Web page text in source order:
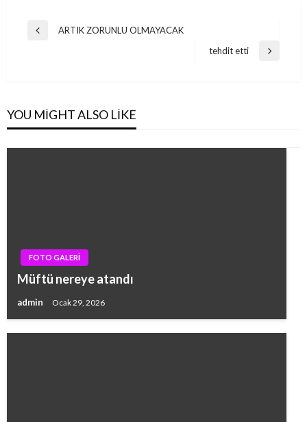
Yazı
Previous
ARTIK ZORUNLU OLMAYACAK
Next
tehdit etti
YOU MIGHT ALSO LIKE
FOTO GALERİ
Müftü nereye atandı
admin Ocak 29, 2026